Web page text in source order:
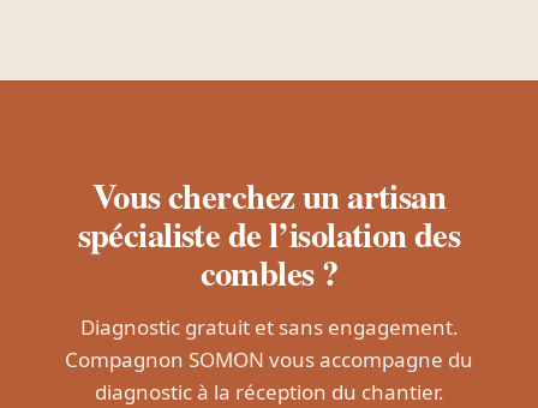
Vous cherchez un artisan
spécialiste de l’isolation des
combles ?
Diagnostic gratuit et sans engagement.
Compagnon SOMON vous accompagne du
diagnostic à la réception du chantier.